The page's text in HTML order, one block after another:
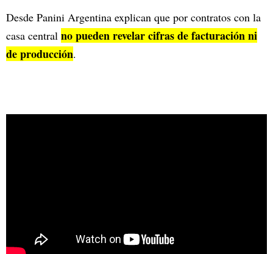
Desde Panini Argentina explican que por contratos con la
casa central no pueden revelar cifras de facturación ni
de producción.